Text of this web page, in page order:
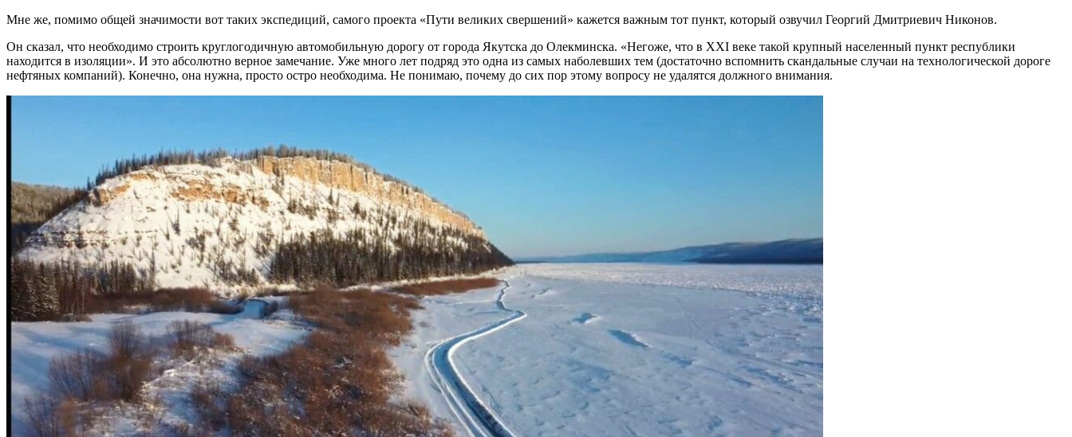
Мне же, помимо общей значимости вот таких экспедиций, самого проекта «Пути великих свершений» кажется важным тот пункт, который озвучил Георгий Дмитриевич Никонов.
Он сказал, что необходимо строить круглогодичную автомобильную дорогу от города Якутска до Олекминска. «Негоже, что в XXI веке такой крупный населенный пункт республики
находится в изоляции». И это абсолютно верное замечание. Уже много лет подряд это одна из самых наболевших тем (достаточно вспомнить скандальные случаи на технологической дороге
нефтяных компаний). Конечно, она нужна, просто остро необходима. Не понимаю, почему до сих пор этому вопросу не удалятся должного внимания.